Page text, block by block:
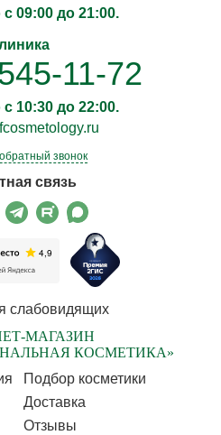
09:00 до 21:00.
11-72
10:30 до 22:00.
звонок
связь
слабовидящих
МАГАЗИН
КОСМЕТИКА»
Подбор косметики
Доставка
Отзывы